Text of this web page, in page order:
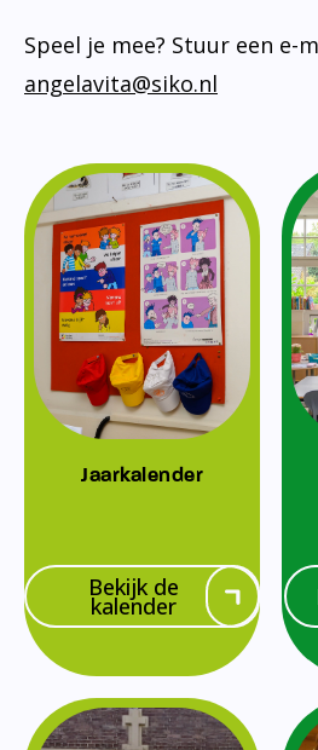
Speel je mee? Stuur een e-
angelavita@siko.nl
Jaarkalender
Bekijk de
kalender